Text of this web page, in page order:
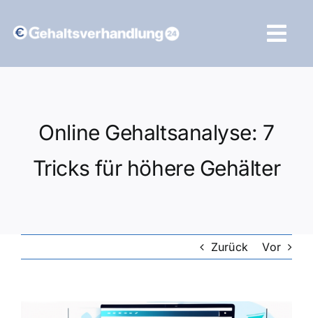
Inhalt
Online Gehaltsanalyse: 7
Tricks für höhere Gehälter
Zurück Vor